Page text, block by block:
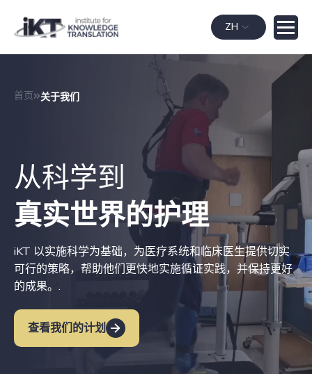
ZH
首页 关于我们
从科学到
真实世界的护理
iKT 以实施科学为基础，为医疗系统和临床医生提供切实
可行的策略，帮助他们更快地实施循证实践，并保持更好
的成果。.
查看我们的计划